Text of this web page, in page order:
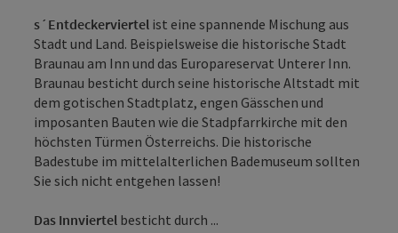
s´Entdeckerviertel ist eine spannende Mischung aus
Stadt und Land. Beispielsweise die historische Stadt
Braunau am Inn und das Europareservat Unterer Inn.
Braunau besticht durch seine historische Altstadt mit
dem gotischen Stadtplatz, engen Gässchen und
imposanten Bauten wie die Stadpfarrkirche mit den
höchsten Türmen Österreichs. Die historische
Badestube im mittelalterlichen Bademuseum sollten
Sie sich nicht entgehen lassen!
Das Innviertel besticht durch ...